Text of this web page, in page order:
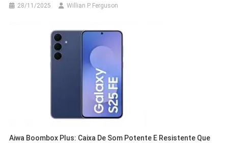
28/11/2025 Willian P Ferguson
Aiwa Boombox Plus: Caixa De Som Potente E Resistente Que